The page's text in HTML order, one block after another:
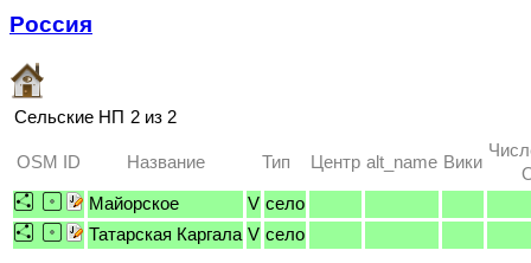
Россия
Сельские НП 2 из 2
OSM ID Название Тип Центр alt_name Вики
Майорское
V село
Татарская Каргала V село